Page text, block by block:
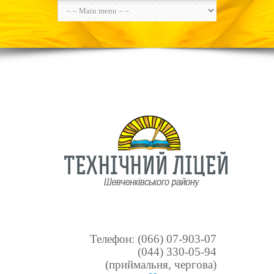
Телефон: (066) 07-903-07
(044) 330-05-94
(приймальня, чергова)